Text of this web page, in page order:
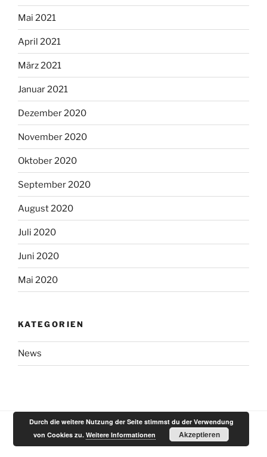
Mai 2021
April 2021
März 2021
Januar 2021
Dezember 2020
November 2020
Oktober 2020
September 2020
August 2020
Juli 2020
Juni 2020
Mai 2020
KATEGORIEN
News
Durch die weitere Nutzung der Seite stimmst du der Verwendung
von Cookies zu.Weitere Informationen Akzeptieren